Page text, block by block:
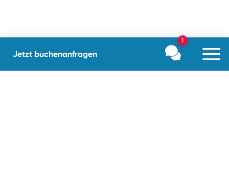
Jetzt buchenanfragen
1